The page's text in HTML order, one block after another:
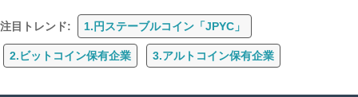
注目トレンド: 1.円ステーブルコイン「JPYC」
2.ビットコイン保有企業 3.アルトコイン保有企業